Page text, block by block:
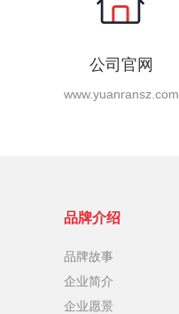
公司官网
www.yuanransz.com
品牌介绍
品牌故事
企业简介
企业愿景